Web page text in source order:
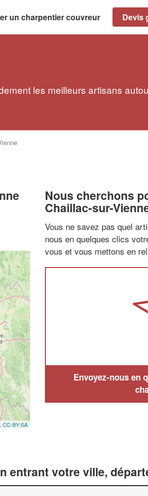
un charpentier couvreur Devis
les meilleurs artisans
CC-BY-SA
Nous cherchons
Chaillac-sur-
Vous ne savez pas quel
nous en quelques clics
vous et vous mettons en
Envoyez-nous en
entrant votre ville,